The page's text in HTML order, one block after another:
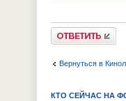
Ответить
Вернуться в
КТО СЕЙЧАС НА